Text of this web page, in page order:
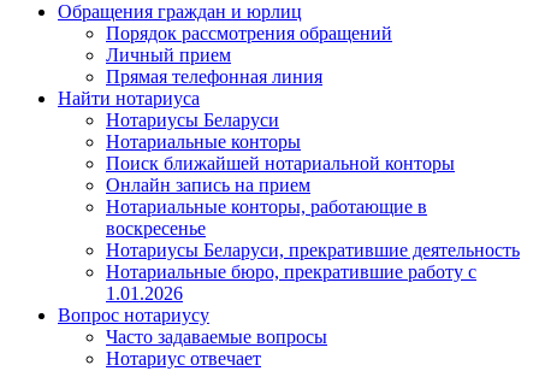
Обращения граждан и юрлиц
Порядок рассмотрения обращений
Личный прием
Прямая телефонная линия
Найти нотариуса
Нотариусы Беларуси
Нотариальные конторы
Поиск ближайшей нотариальной конторы
Онлайн запись на прием
Нотариальные конторы, работающие в
воскресенье
Нотариусы Беларуси, прекратившие деятельность
Нотариальные бюро, прекратившие работу с
1.01.2026
Вопрос нотариусу
Часто задаваемые вопросы
Нотариус отвечает